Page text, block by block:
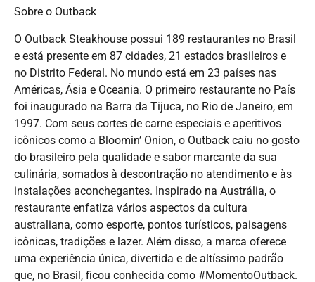
Sobre o Outback
O Outback Steakhouse possui 189 restaurantes no Brasil
e está presente em 87 cidades, 21 estados brasileiros e
no Distrito Federal. No mundo está em 23 países nas
Américas, Ásia e Oceania. O primeiro restaurante no País
foi inaugurado na Barra da Tijuca, no Rio de Janeiro, em
1997. Com seus cortes de carne especiais e aperitivos
icônicos como a Bloomin’ Onion, o Outback caiu no gosto
do brasileiro pela qualidade e sabor marcante da sua
culinária, somados à descontração no atendimento e às
instalações aconchegantes. Inspirado na Austrália, o
restaurante enfatiza vários aspectos da cultura
australiana, como esporte, pontos turísticos, paisagens
icônicas, tradições e lazer. Além disso, a marca oferece
uma experiência única, divertida e de altíssimo padrão
que, no Brasil, ficou conhecida como #MomentoOutback.